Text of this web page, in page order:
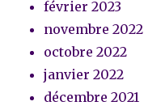
février 2023
novembre 2022
octobre 2022
janvier 2022
décembre 2021